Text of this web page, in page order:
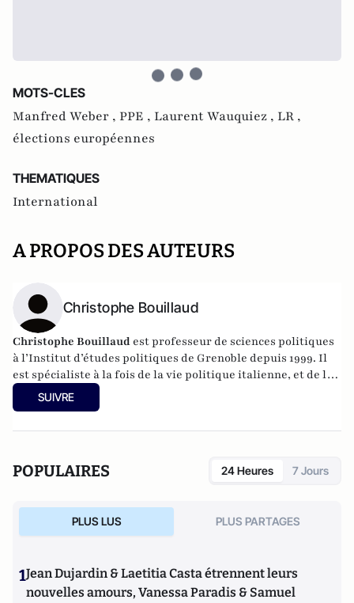
MOTS-CLES
Manfred Weber , PPE , Laurent Wauquiez , LR ,
élections européennes
THEMATIQUES
International
A PROPOS DES AUTEURS
Christophe Bouillaud
Christophe Bouillaud est professeur de sciences politiques
à l’Institut d’études politiques de Grenoble depuis 1999. Il
est spécialiste à la fois de la vie politique italienne, et de la
vie politique européenne, en particulier sous l’angle des
partis.
SUIVRE
POPULAIRES 24 Heures 7 Jours
PLUS LUS PLUS PARTAGES
1Jean Dujardin & Laetitia Casta étrennent leurs
nouvelles amours, Vanessa Paradis & Samuel